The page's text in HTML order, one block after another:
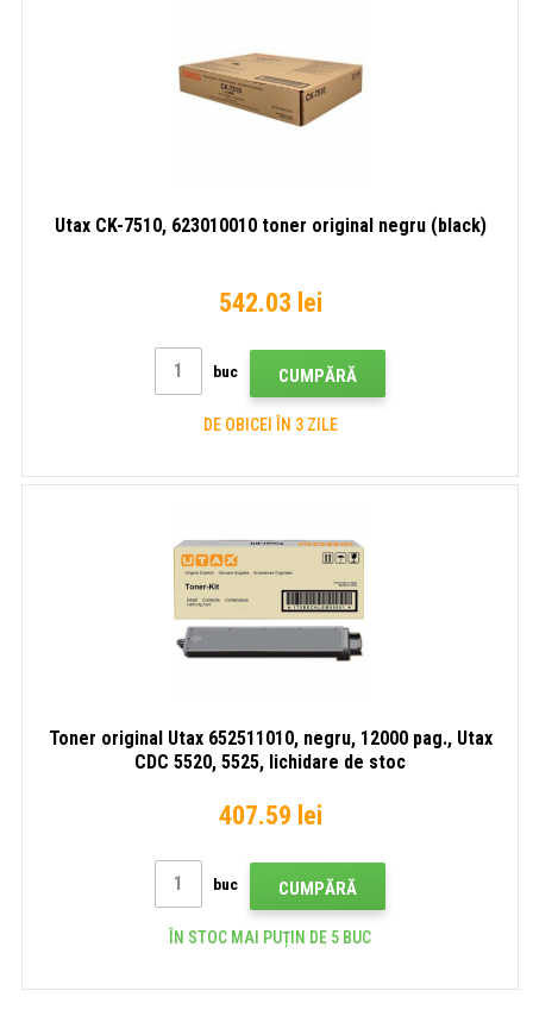
Utax CK-7510, 623010010 toner original negru (black)
542.03 lei
buc CUMPĂRĂ
DE OBICEI ÎN 3 ZILE
Toner original Utax 652511010, negru, 12000 pag., Utax
CDC 5520, 5525, lichidare de stoc
407.59 lei
buc CUMPĂRĂ
ÎN STOC MAI PUȚIN DE 5 BUC